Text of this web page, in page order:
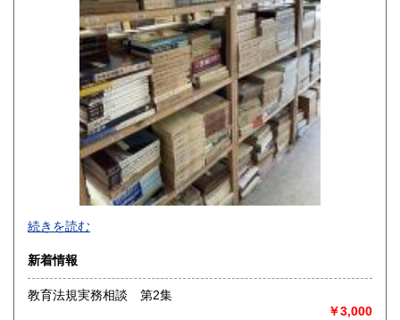
1,500円
-
沿線名：-
最寄駅：-
営業時間：-
定休日：-
続きを読む
新着情報
教育法規実務相談 第2集
￥3,000